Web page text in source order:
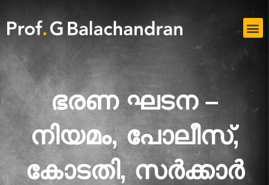
content
ഭരണ ഘടന –
നിയമം, പോലീസ്,
കോടതി, സർക്കാർ